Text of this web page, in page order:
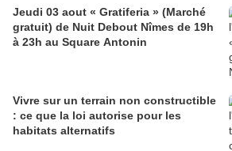
Jeudi 03 aout « Gratiferia » (Marché
gratuit) de Nuit Debout Nîmes de 19h
à 23h au Square Antonin
Vivre sur un terrain non constructible
: ce que la loi autorise pour les
habitats alternatifs